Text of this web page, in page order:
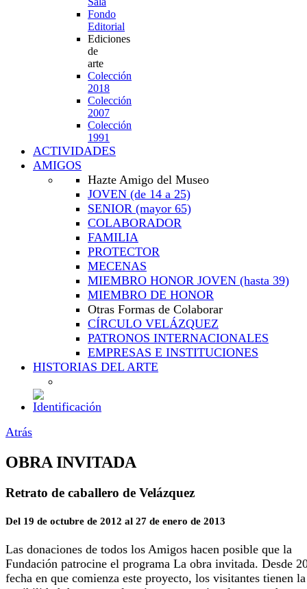
Fondo
Editorial
Ediciones
de
arte
Colección
2018
Colección
2007
Colección
1991
ACTIVIDADES
AMIGOS
Hazte Amigo del Museo
JOVEN (de 14 a 25)
SENIOR (mayor 65)
COLABORADOR
FAMILIA
PROTECTOR
MECENAS
MIEMBRO HONOR JOVEN (hasta 39)
MIEMBRO DE HONOR
Otras Formas de Colaborar
CÍRCULO VELÁZQUEZ
PATRONOS INTERNACIONALES
EMPRESAS E INSTITUCIONES
HISTORIAS DEL ARTE
Atrás
OBRA INVITADA
Retrato de caballero de Velázquez
Del 19 de octubre de 2012 al 27 de enero de 2013
Las donaciones de todos los Amigos hacen posible que la
Fundación patrocine el programa La obra invitada. Desde
fecha en que comienza este proyecto, los visitantes tienen la